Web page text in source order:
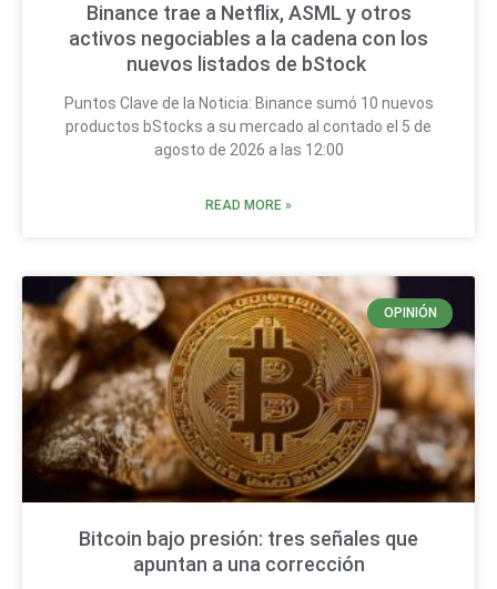
Binance trae a Netflix, ASML y otros
activos negociables a la cadena con los
nuevos listados de bStock
Puntos Clave de la Noticia: Binance sumó 10 nuevos
productos bStocks a su mercado al contado el 5 de
agosto de 2026 a las 12:00
READ MORE »
OPINIÓN
Bitcoin bajo presión: tres señales que
apuntan a una corrección